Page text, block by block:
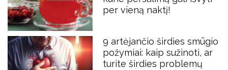
per vieną naktį!
9 artėjančio širdies smūgio
požymiai: kaip sužinoti, ar
turite širdies problemų